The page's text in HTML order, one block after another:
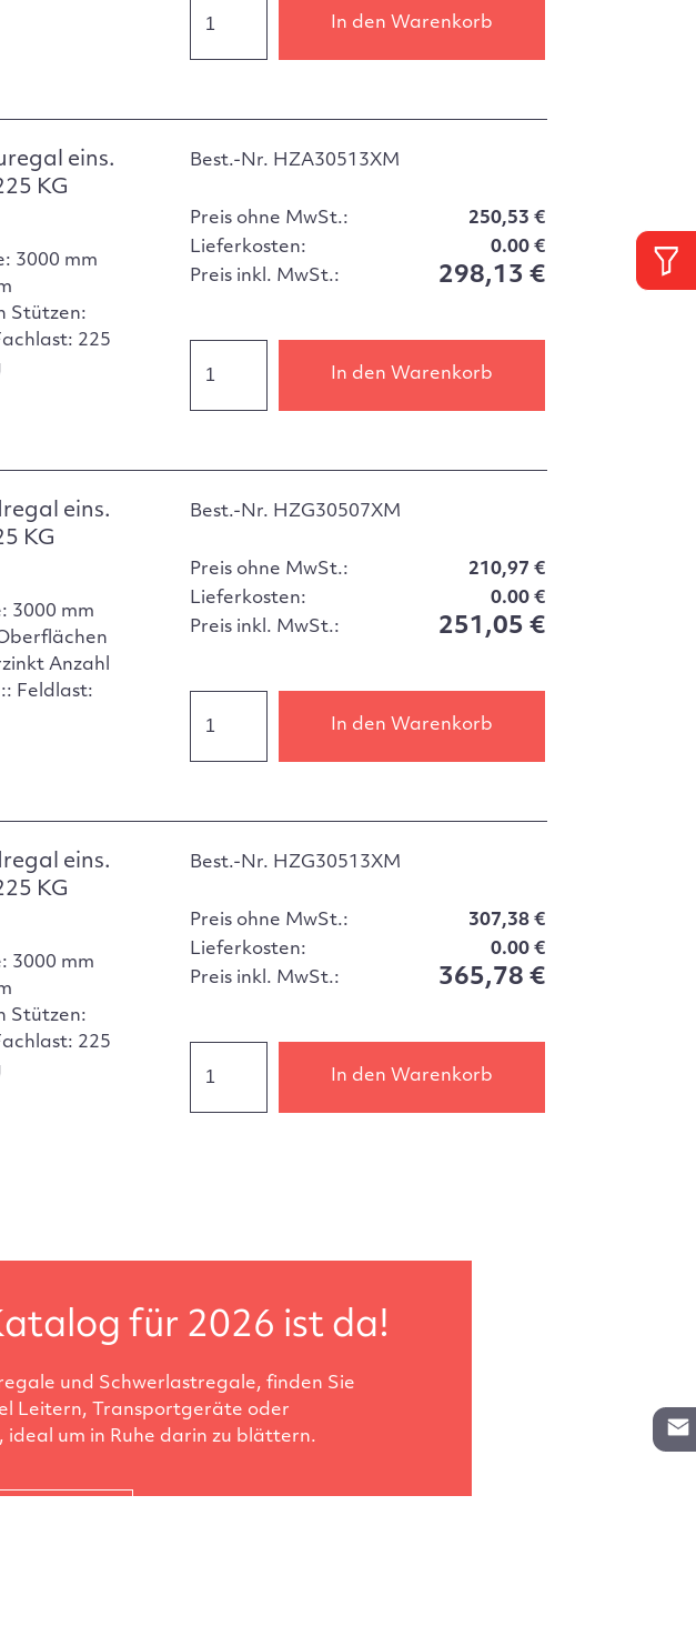
In den Warenkorb
eins.
KG
3000 mm
Stützen:
225
Best.-Nr. HZA30513XM
Preis ohne MwSt.:
250,53 €
Lieferkosten:
0.00 €
Preis inkl. MwSt.:
298,13 €
In den Warenkorb
eins.
KG
3000 mm
Anzahl
Feldlast:
Best.-Nr. HZG30507XM
Preis ohne MwSt.:
210,97 €
Lieferkosten:
0.00 €
Preis inkl. MwSt.:
251,05 €
In den Warenkorb
eins.
KG
3000 mm
Stützen:
225
Best.-Nr. HZG30513XM
Preis ohne MwSt.:
307,38 €
Lieferkosten:
0.00 €
Preis inkl. MwSt.:
365,78 €
In den Warenkorb
für 2026 ist da!
und Schwerlastregale, finden Sie
Leitern, Transportgeräte oder
um in Ruhe darin zu blättern.